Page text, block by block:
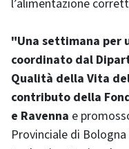
l’alimentazione
"Una settimana per
coordinato dal
Qualità della Vita
contributo della
e Ravenna e
Provinciale di